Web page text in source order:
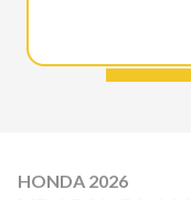
HONDA 2026